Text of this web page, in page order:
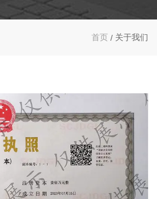
首页 / 关于我们